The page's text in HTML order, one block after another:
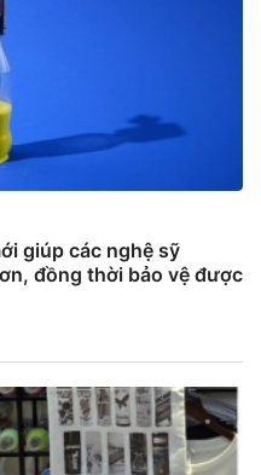
giúp các nghệ sỹ
đồng thời bảo vệ được